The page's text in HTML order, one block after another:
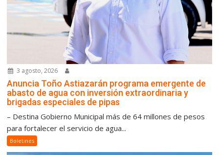
3 agosto, 2026
Anuncia Toño Astiazarán programa emergente de
abasto de agua con inversión extraordinaria y
brigadas especiales de pipas
– Destina Gobierno Municipal más de 64 millones de pesos
para fortalecer el servicio de agua...
Boletines